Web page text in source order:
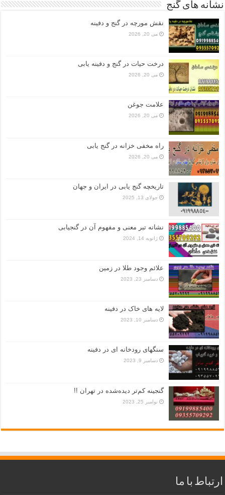
نشانه های گنج
نقش مورچه در گنج و دفینه
می 20, 2026
درخت حیات در گنج و دفینه یابی
می 20, 2026
علامت جوغن
می 20, 2026
راه مخفی خزانه در گنج یابی
می 20, 2026
تاریخچه گنج‌ یابی در ایران و جهان
جولای 13, 2025
نشانه تبر معنی و مفهوم آن در گنجیابی
ژانویه 14, 2024
علائم وجود طلا در زمین
دسامبر 23, 2023
لایه های خاک در دفینه
دسامبر 10, 2023
سنگهای رودخانه ای در دفینه
دسامبر 9, 2023
گنجینه کم‌تر دیده‌شده در تهران !!
نوامبر 25, 2023
ارتباط با ما